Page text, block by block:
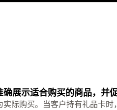
展示适合购买的商品，并
实际购买。当客户持有礼品卡